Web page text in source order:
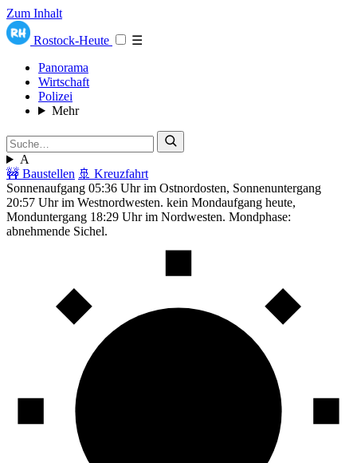
Zum Inhalt
Rostock-Heute
☰
Panorama
Wirtschaft
Polizei
Mehr
A
🚧 Baustellen 🚢 Kreuzfahrt
Sonnenaufgang 05:36 Uhr im Ostnordosten, Sonnenuntergang
20:57 Uhr im Westnordwesten. kein Mondaufgang heute,
Monduntergang 18:29 Uhr im Nordwesten. Mondphase:
abnehmende Sichel.